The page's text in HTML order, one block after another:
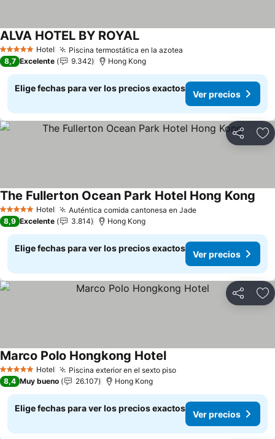
5 Estrellas Hotel Piscina termostática en la azotea
ALVA HOTEL BY ROYAL
8,7 Excelente 9.342 Hong Kong
Elige fechas para ver los precios exactos
Ver precios
Compartir
5 Estrellas Hotel Auténtica comida cantonesa en Jade
The Fullerton Ocean Park Hotel Hong Kong
8,9 Excelente 3.814 Hong Kong
Elige fechas para ver los precios exactos
Ver precios
Compartir
5 Estrellas Hotel Piscina exterior en el sexto piso
Marco Polo Hongkong Hotel
8,4 Muy bueno 26.107 Hong Kong
Elige fechas para ver los precios exactos
Ver precios